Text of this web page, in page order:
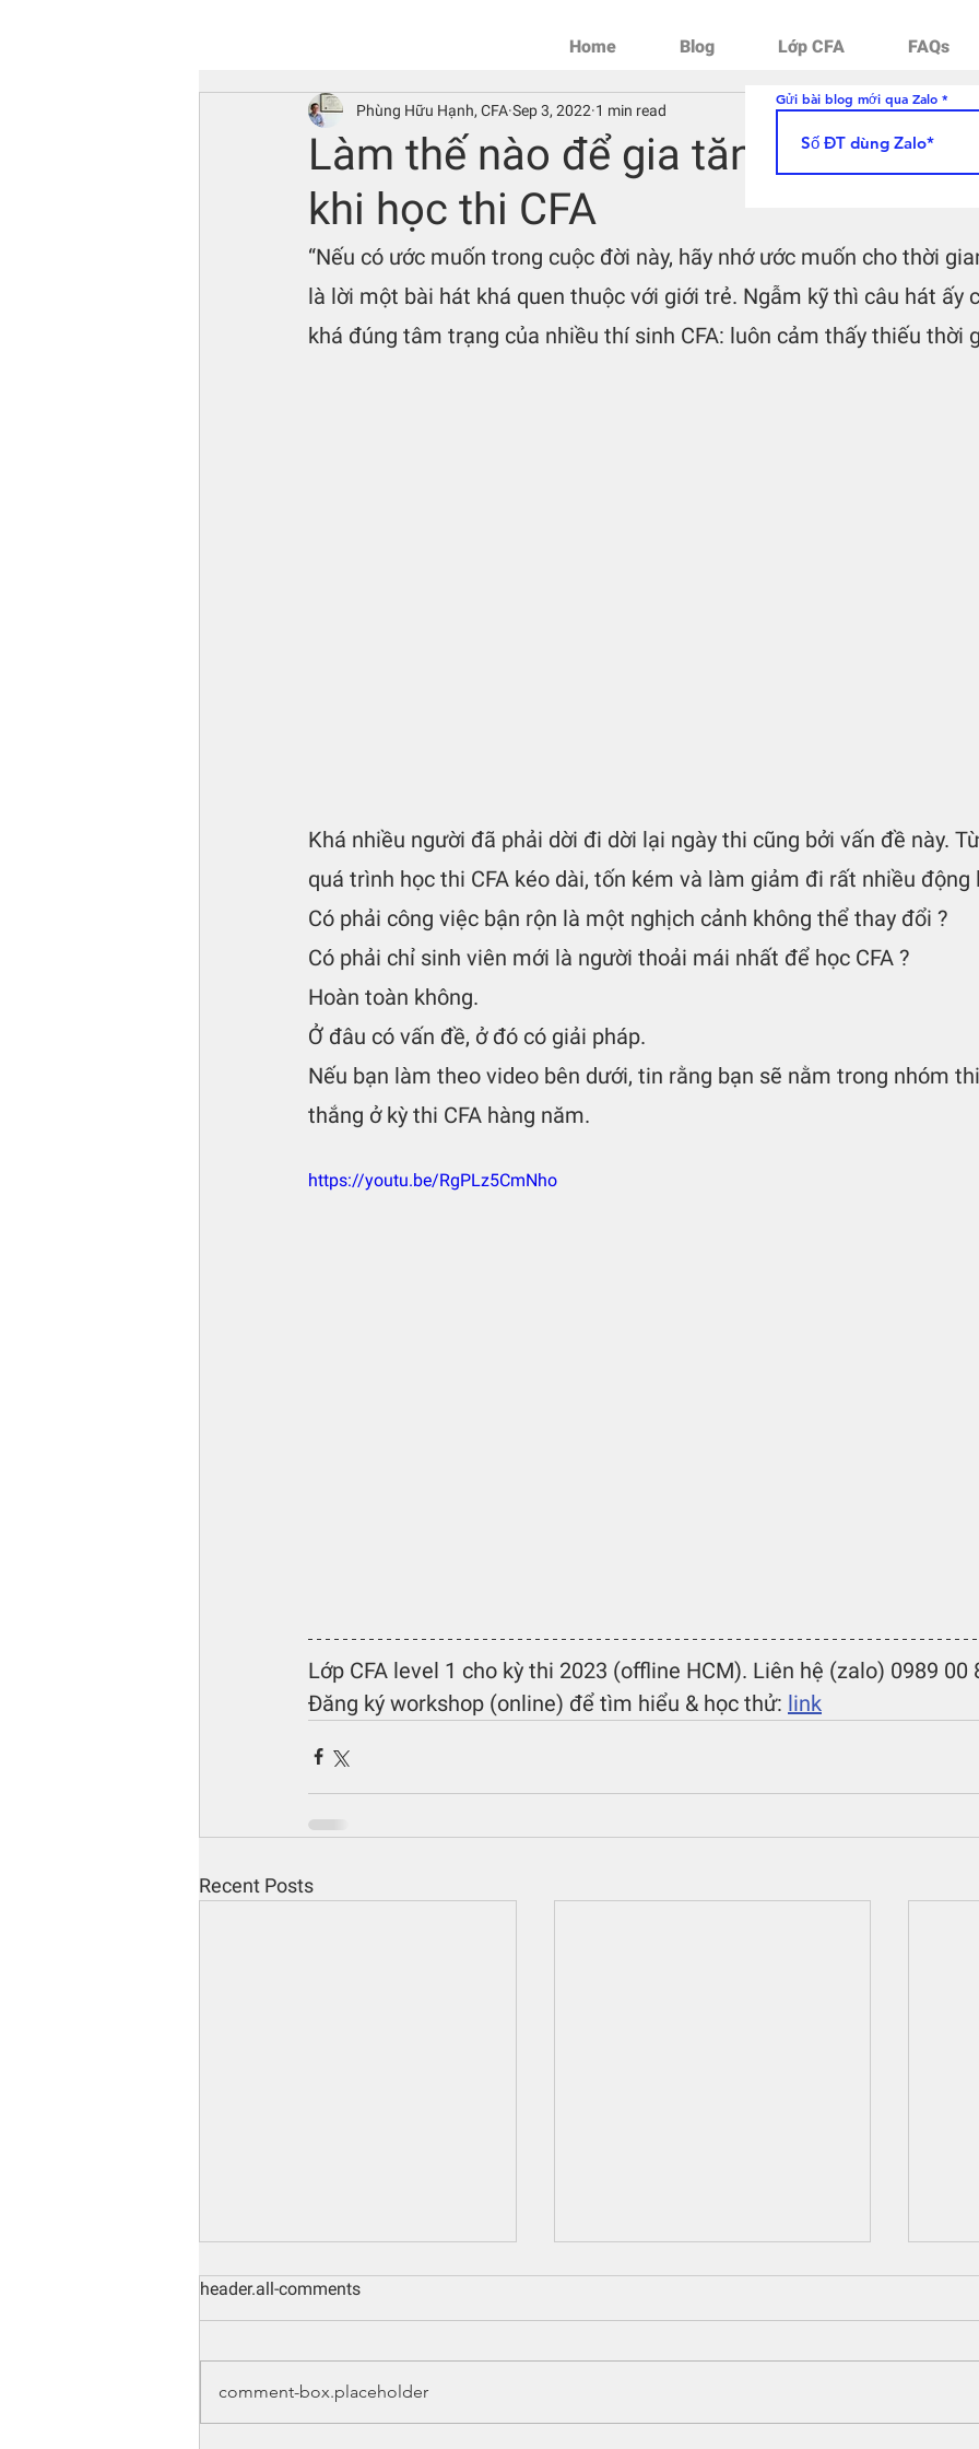
Home Blog Lớp CFA FAQs
Làm thế nào để gia tăng lợi thế
khi học thi CFA
Phùng Hữu Hạnh, CFA Sep 3, 2022 1 min read
“Nếu có ước muốn trong cuộc đời này, hãy nhớ ước muốn cho thời
là lời một bài hát khá quen thuộc với giới trẻ. Ngẫm kỹ thì câu hát ấy
khá đúng tâm trạng của nhiều thí sinh CFA: luôn cảm thấy thiếu thời
Khá nhiều người đã phải dời đi dời lại ngày thi cũng bởi vấn đề này.
quá trình học thi CFA kéo dài, tốn kém và làm giảm đi rất nhiều động
Có phải công việc bận rộn là một nghịch cảnh không thể thay đổi ?
Có phải chỉ sinh viên mới là người thoải mái nhất để học CFA ?
Hoàn toàn không.
Ở đâu có vấn đề, ở đó có giải pháp.
Nếu bạn làm theo video bên dưới, tin rằng bạn sẽ nằm trong nhóm
thắng ở kỳ thi CFA hàng năm.
https://youtu.be/RgPLz5CmNho
Lớp CFA level 1 cho kỳ thi 2023 (offline HCM). Liên hệ (zalo) 0989 00
Đăng ký workshop (online) để tìm hiểu & học thử: link
Recent Posts
header.all-comments
comment-box.placeholder
Gửi bài blog mới qua Zalo